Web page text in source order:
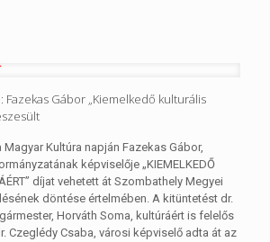
Fazekas Gábor „Kiemelkedő kulturális
Magyar Kultúra napján Fazekas Gábor,
képviselője „KIEMELKEDŐ
díjat vehetett át Szombathely Megyei
döntése értelmében. A kitüntetést dr.
Horváth Soma, kultúráért is felelős
Czeglédy Csaba, városi képviselő adta át az